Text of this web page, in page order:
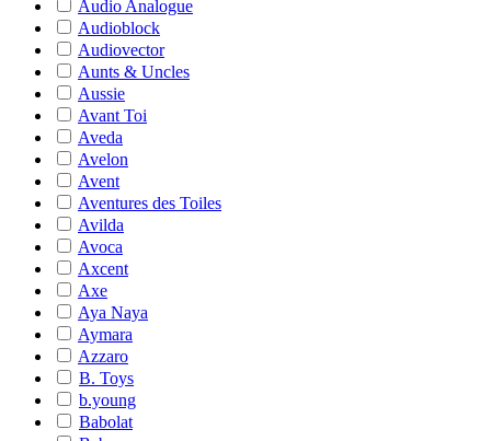
Audio Analogue
Audioblock
Audiovector
Aunts & Uncles
Aussie
Avant Toi
Aveda
Avelon
Avent
Aventures des Toiles
Avilda
Avoca
Axcent
Axe
Aya Naya
Aymara
Azzaro
B. Toys
b.young
Babolat